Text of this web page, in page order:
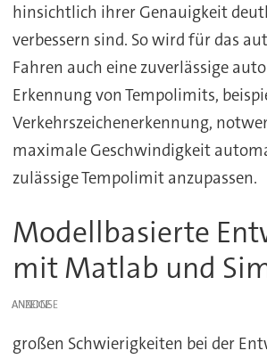
hinsichtlich ihrer Genauigkeit
verbessern sind. So wird für das
Fahren auch eine zuverlässige
Erkennung von Tempolimits,
Verkehrszeichenerkennung,
maximale Geschwindigkeit
zulässige Tempolimit anzupassen.
Modellbasierte
mit Matlab und
ANZEIGE
großen Schwierigkeiten bei der